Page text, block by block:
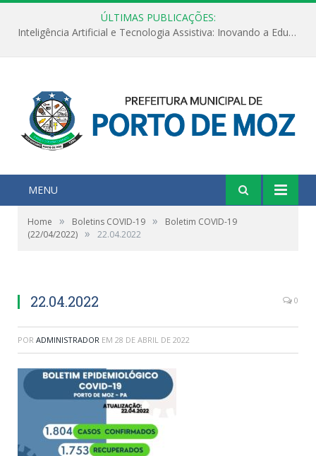
ÚLTIMAS PUBLICAÇÕES:
Inteligência Artificial e Tecnologia Assistiva: Inovando a Educação Especial e Inclusiva
MENU
Home » Boletins COVID-19 »
Boletim COVID-19
(22/04/2022) » 22.04.2022
22.04.2022 0
POR ADMINISTRADOR EM 28 DE ABRIL DE 2022